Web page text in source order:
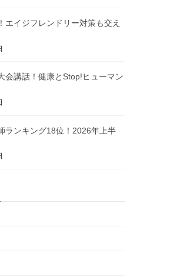
エイジフレンドリー対策も交え
会講話！健康とStop!ヒューマン
ランキング18位！2026年上半